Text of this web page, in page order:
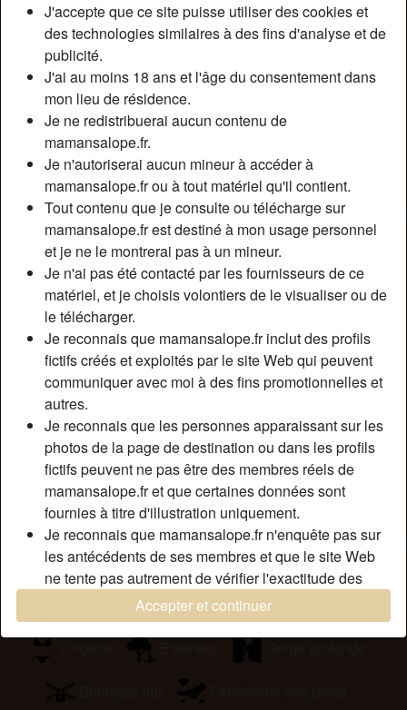
J'accepte que ce site puisse utiliser des cookies et
des technologies similaires à des fins d'analyse et de
publicité.
J'ai au moins 18 ans et l'âge du consentement dans
mon lieu de résidence.
Je ne redistribuerai aucun contenu de
mamansalope.fr.
Je n'autoriserai aucun mineur à accéder à
mamansalope.fr ou à tout matériel qu'il contient.
Tout contenu que je consulte ou télécharge sur
mamansalope.fr est destiné à mon usage personnel
et je ne le montrerai pas à un mineur.
Je n'ai pas été contacté par les fournisseurs de ce
matériel, et je choisis volontiers de le visualiser ou de
le télécharger.
Je reconnais que mamansalope.fr inclut des profils
fictifs créés et exploités par le site Web qui peuvent
communiquer avec moi à des fins promotionnelles et
autres.
Je reconnais que les personnes apparaissant sur les
photos de la page de destination ou dans les profils
fictifs peuvent ne pas être des membres réels de
mamansalope.fr et que certaines données sont
fournies à titre d'illustration uniquement.
Je reconnais que mamansalope.fr n'enquête pas sur
les antécédents de ses membres et que le site Web
ne tente pas autrement de vérifier l'exactitude des
déclarations faites par ses membres.
Accepter et continuer
Département:
Hauts-de-Seine
Sexe:
Femme
Sexualité:
Relation:
Couleur des cheveux:
Brunette
Couleur des yeux:
Épilé(e):
Épilé(e)
Fumeur(euse):
À l'occasion
Description
Bonjour, je suis désolée de ne pas pouvoir vous montrer
mon visage mais je suis mariée donc vous comprendrez
pourquoi. Je suis donc là pour un plan cul adultère mais
ma seule exigence est que tu sois beaucoup plus jeune
que moi car je suis une cougar. Cela fait quelques temps
déjà, que j’ai très envie de faire l’amour avec un jeune mec
alors je me lance. Je suis une femme mature très ouverte
et libertine quand il le faut. Je te demande juste d’être très
discret car je n’ai pas la moindre envie de divorcer.
Cherche
Homme, Hétéro, 18-25
Tags
Romantique